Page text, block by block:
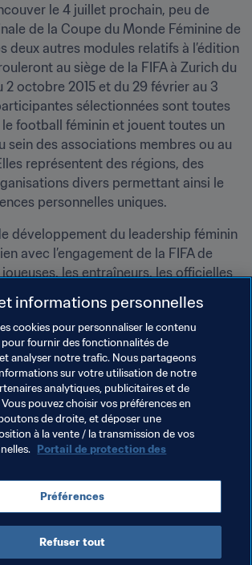
le 4 juillet prochain, peu de
de la Coupe du Monde Féminine de
deux autres modules relatifs à l’édition
au siège de la FIFA à Zurich du
2 octobre 2015 et du 29 février au 3
sélectionnées sont toutes
football féminin et jouent toutes un
sein des associations membres ou au
représentent des régions, des
divers permettant ainsi le
personnelles uniques.
développement du leadership féminin
avec l’engagement de la FIFA de
joueuses, les entraîneurs, les officielles
football. Cela crée une forme de
la professionnalisation de ce sport
femmes qui s’impliquent dans le
opportunités de faire carrière. Un tel
tout obstacle discriminatoire permet
de premier ordre à tous les
et d’encourager les personnes
de l’être.
sur ce programme sont
les directives et programmes de
football féminin de la FIFA 2015-2018
informations personnelles
cookies pour personnaliser le contenu
pour fournir des fonctionnalités de
analyser notre trafic. Nous partageons
sur votre utilisation de notre
analytiques, publicitaires et de
pouvez choisir vos préférences en
de droite, et déposer une
à la vente / la transmission de vos
Portail de protection des
Préférences
Refuser tout